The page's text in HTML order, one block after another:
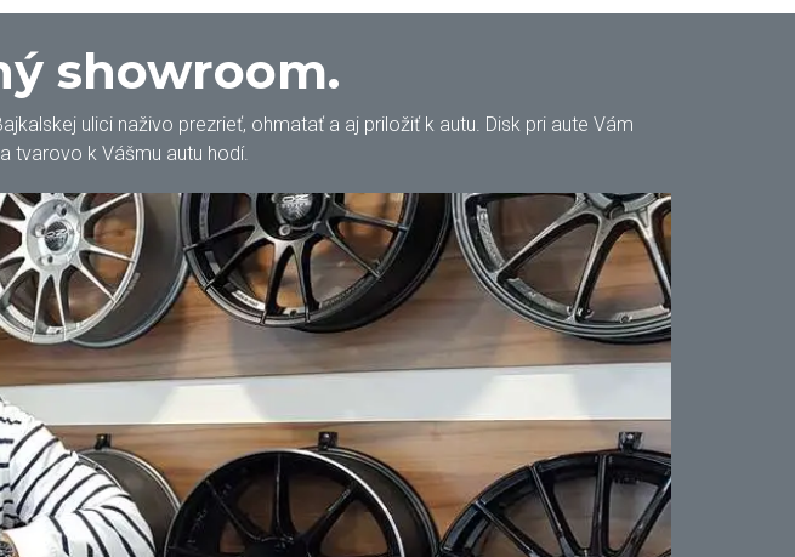
showroom.
ulici naživo prezrieť, ohmatať a aj priložiť k autu. Disk pri aute Vám
tvarovo k Vášmu autu hodí.